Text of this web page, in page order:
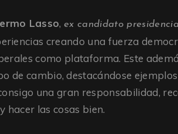
Lasso, ex candidato
creando una fuerza
como plataforma. Este
de cambio, destacándose
una gran responsabilidad,
hacer las cosas bien.